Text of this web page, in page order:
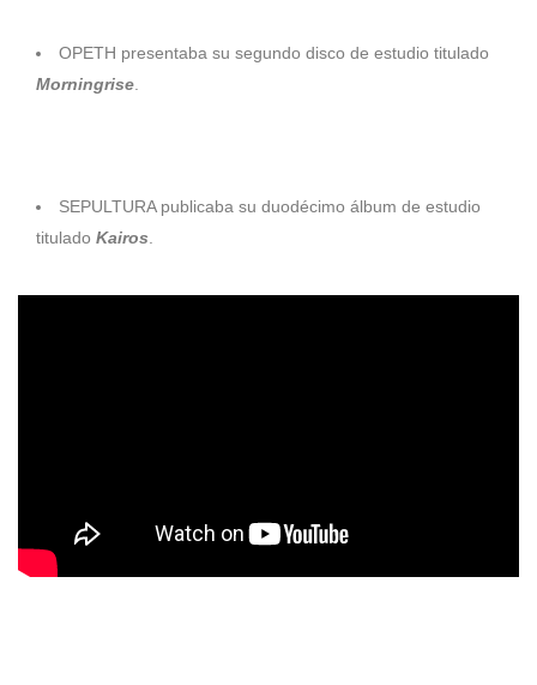
OPETH presentaba su segundo disco de estudio titulado
Morningrise
SEPULTURA publicaba su duodécimo álbum de estudio
titulado Kairos